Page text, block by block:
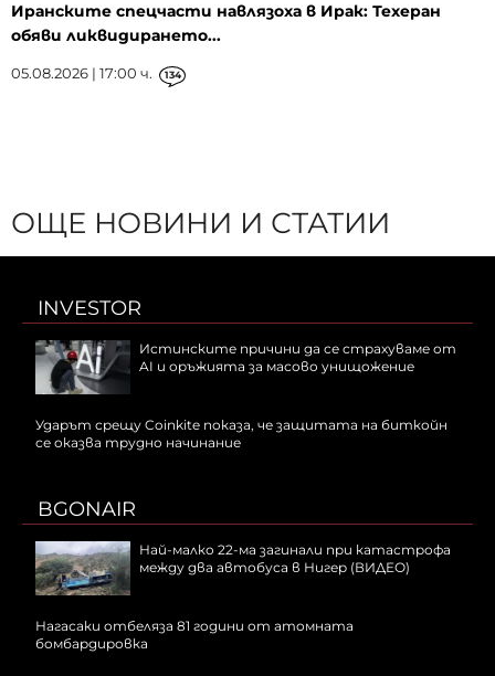
Иранските спецчасти навлязоха в Ирак: Техеран
обяви ликвидирането...
05.08.2026 | 17:00 ч. 134
ОЩЕ НОВИНИ И СТАТИИ
INVESTOR
Истинските причини да се страхуваме от
AI и оръжията за масово унищожение
Ударът срещу Coinkite показа, че защитата на биткойн
се оказва трудно начинание
BGONAIR
Най-малко 22-ма загинали при катастрофа
между два автобуса в Нигер (ВИДЕО)
Нагасаки отбеляза 81 години от атомната
бомбардировка